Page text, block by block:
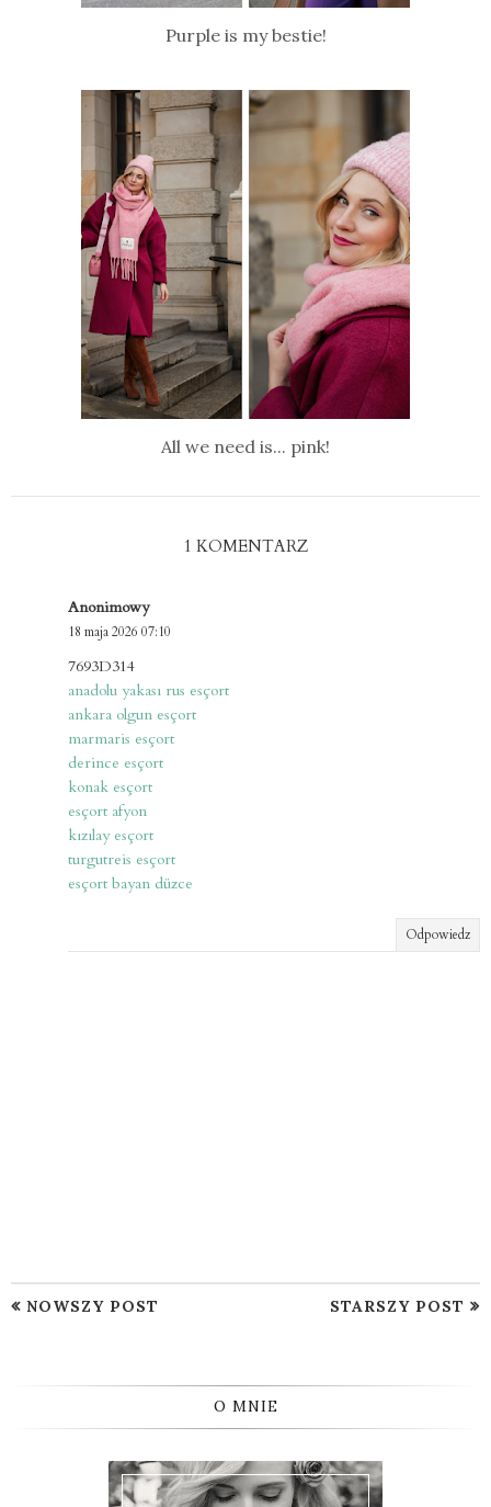
Purple is my bestie!
All we need is... pink!
1 KOMENTARZ
Anonimowy
18 maja 2026 07:10
7693D314
anadolu yakası rus esçort
ankara olgun esçort
marmaris esçort
derince esçort
konak esçort
esçort afyon
kızılay esçort
turgutreis esçort
esçort bayan düzce
Odpowiedz
NOWSZY POST STARSZY POST
O MNIE